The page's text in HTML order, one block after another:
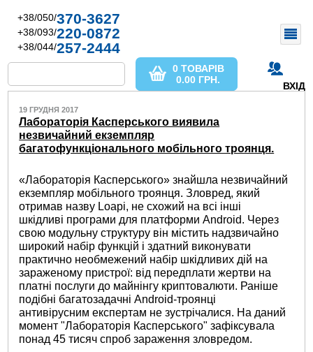
+38/050/370-3627
+38/093/220-0872
+38/044/257-2444
ВХІД
0 ТОВАРІВ
0.00 ГРН.
19 ГРУДНЯ 2017
Лабораторія Касперського виявила
незвичайний екземпляр
багатофункціонального мобільного троянця.
«Лабораторія Касперського» знайшла незвичайний
екземпляр мобільного троянця. Зловред, який
отримав назву Loapi, не схожий на всі інші
шкідливі програми для платформи Android. Через
свою модульну структуру він містить надзвичайно
широкий набір функцій і здатний виконувати
практично необмежений набір шкідливих дій на
зараженому пристрої: від передплати жертви на
платні послуги до майнінгу криптовалюти. Раніше
подібні багатозадачні Android-троянці
антивірусним експертам не зустрічалися. На даний
момент "Лабораторія Касперського" зафіксувала
понад 45 тисяч спроб зараження зловредом.